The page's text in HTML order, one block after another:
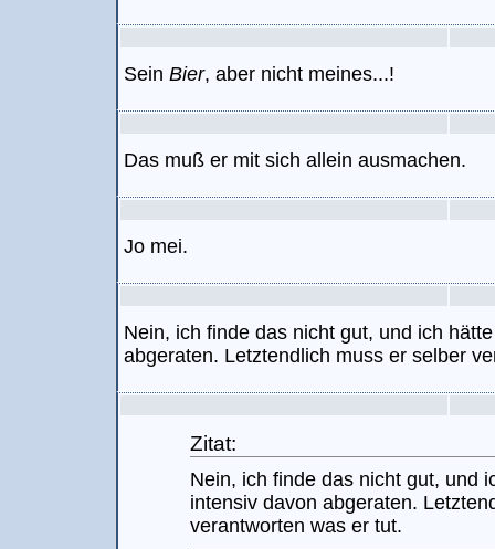
Sein Bier, aber nicht meines...!
Das muß er mit sich allein ausmachen.
Jo mei.
Nein, ich finde das nicht gut, und ich
abgeraten. Letztendlich muss er selber
Zitat:
Nein, ich finde das nicht gut, und
intensiv davon abgeraten.
verantworten was er tut.